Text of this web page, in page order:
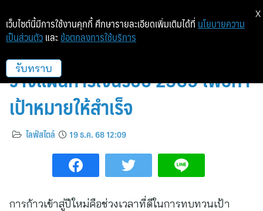
FWD ประกันชีวิต เปิด 5 How-To
วางแผนการเงินรับปี 2569 เพื่อทำ
เป้าหมายให้สำเร็จ
ไลฟ์สไตล์ 19 ธ.ค. 68 12:09
การก้าวเข้าสู่ปีใหม่คือช่วงเวลาที่ดีในการทบทวนเป้า
เว็บไซต์นี้มีการใช้งานคุกกี้ ศึกษารายละเอียดเพิ่มเติมได้ที่ นโยบายความ
เป็นส่วนตัว และ ข้อตกลงการใช้บริการ
รับทราบ
X